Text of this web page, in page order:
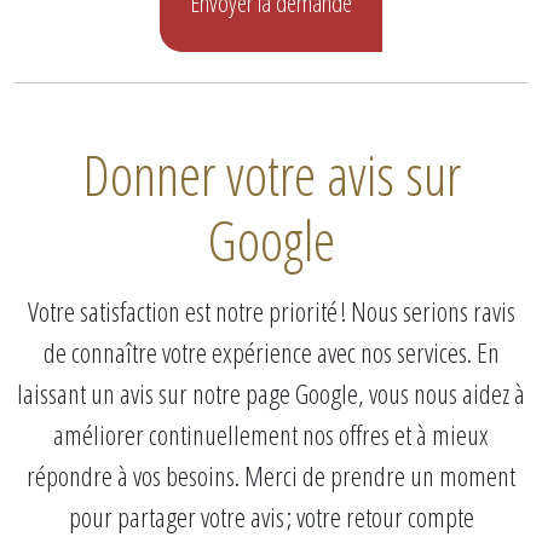
Donner votre avis sur
Google
Votre satisfaction est notre priorité ! Nous serions ravis
de connaître votre expérience avec nos services. En
laissant un avis sur notre page Google, vous nous aidez à
améliorer continuellement nos offres et à mieux
répondre à vos besoins. Merci de prendre un moment
pour partager votre avis ; votre retour compte